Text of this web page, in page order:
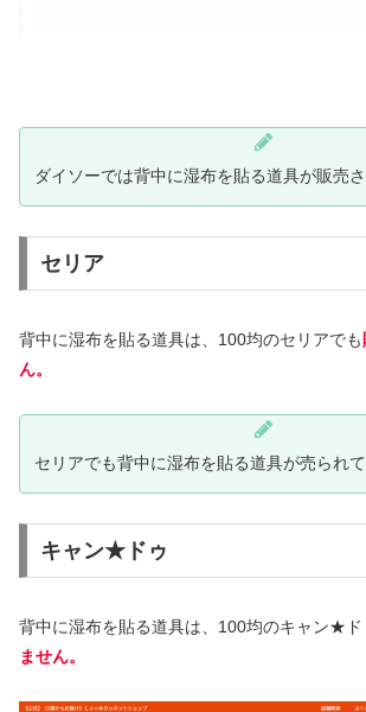
ダイソーでは背中に湿布を貼る道具が販売さ
セリア
背中に湿布を貼る道具は、100均のセリアでも
ん。
セリアでも背中に湿布を貼る道具が売られて
キャン★ドゥ
背中に湿布を貼る道具は、100均のキャン★ド
ません。